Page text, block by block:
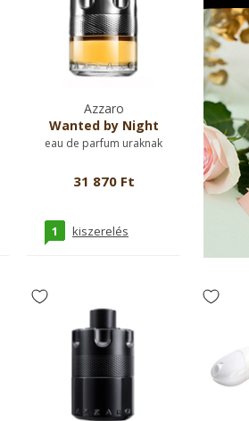
Azzaro
Wanted by Night
eau de parfum uraknak
31 870 Ft
1 kiszerelés